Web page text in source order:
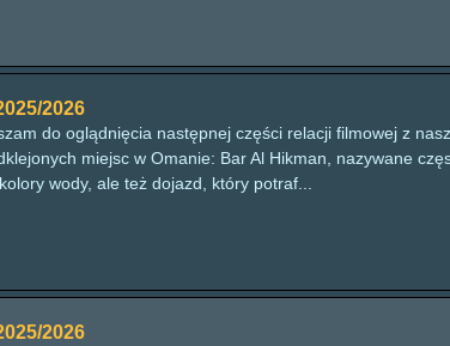
2026
do oglądnięcia następnej części relacji filmowej z
miejsc w Omanie: Bar Al Hikman, nazywane
wody, ale też dojazd, który potraf...
2026